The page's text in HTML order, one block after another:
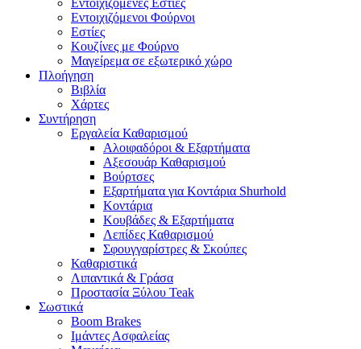
Εντοιχιζόμενες Εστίες
Εντοιχιζόμενοι Φούρνοι
Εστίες
Κουζίνες με Φούρνο
Μαγείρεμα σε εξωτερικό χώρο
Πλοήγηση
Βιβλία
Χάρτες
Συντήρηση
Εργαλεία Καθαρισμού
Αλοιφαδόροι & Εξαρτήματα
Αξεσουάρ Καθαρισμού
Βούρτσες
Εξαρτήματα για Κοντάρια Shurhold
Κοντάρια
Κουβάδες & Εξαρτήματα
Λεπίδες Καθαρισμού
Σφουγγαρίστρες & Σκούπες
Καθαριστικά
Λιπαντικά & Γράσα
Προστασία Ξύλου Teak
Σωστικά
Boom Brakes
Ιμάντες Ασφαλείας